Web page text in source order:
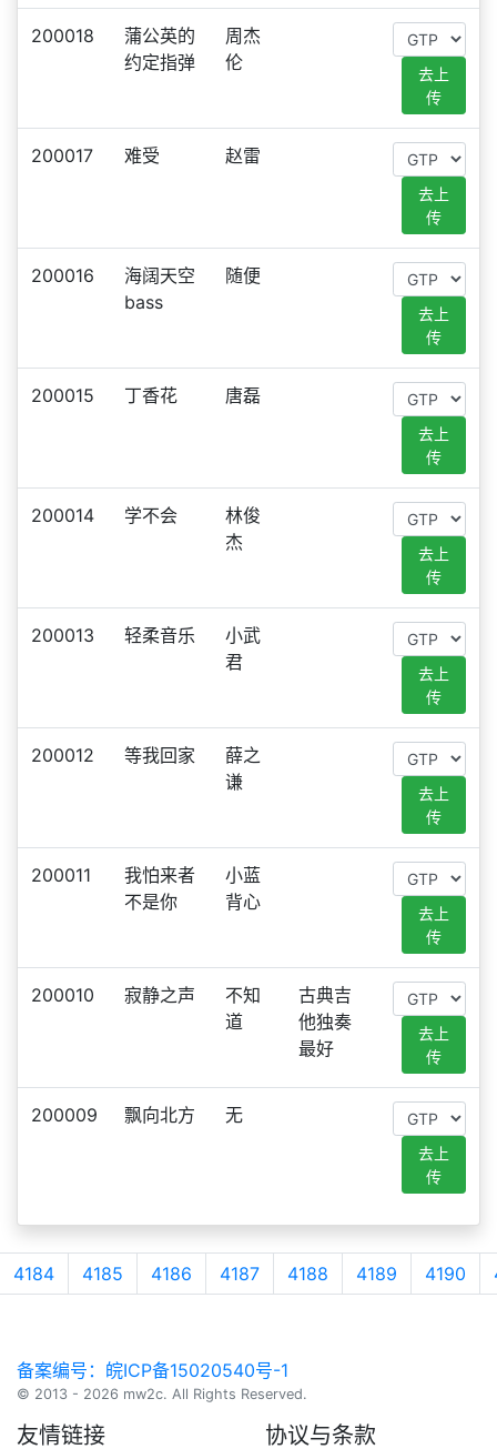
200018
蒲公英的
约定指弹
周杰
伦
去上
传
200017 难受 赵雷
去上
传
200016
海阔天空
bass
随便
去上
传
200015 丁香花 唐磊
去上
传
200014 学不会
林俊
杰
去上
传
200013 轻柔音乐
小武
君
去上
传
200012 等我回家
薛之
谦
去上
传
200011
我怕来者
不是你
小蓝
背心
去上
传
200010 寂静之声
不知
道
古典吉
他独奏
最好
去上
传
200009 飘向北方 无
去上
传
4184 4185 4186 4187 4188 4189 4190
备案编号：皖ICP备15020540号-1
© 2013 - 2026 mw2c. All Rights Reserved.
友情链接 协议与条款